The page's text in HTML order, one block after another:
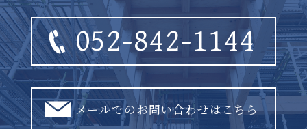
052-842-1144
メールでのお問い合わせはこちら